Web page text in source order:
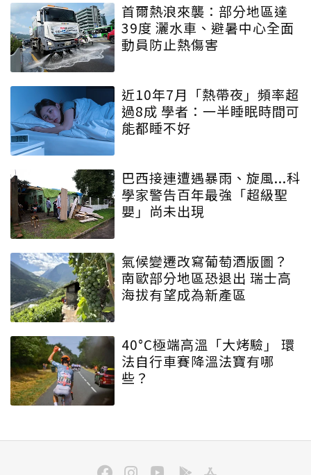
首爾熱浪來襲：部分地區達
39度 灑水車、避暑中心全面
動員防止熱傷害
近10年7月「熱帶夜」頻率超
過8成 學者：一半睡眠時間可
能都睡不好
巴西接連遭遇暴雨、旋風...科
學家警告百年最強「超級聖
嬰」尚未出現
氣候變遷改寫葡萄酒版圖？
南歐部分地區恐退出 瑞士高
海拔有望成為新產區
40°C極端高溫「大烤驗」 環
法自行車賽降溫法寶有哪
些？